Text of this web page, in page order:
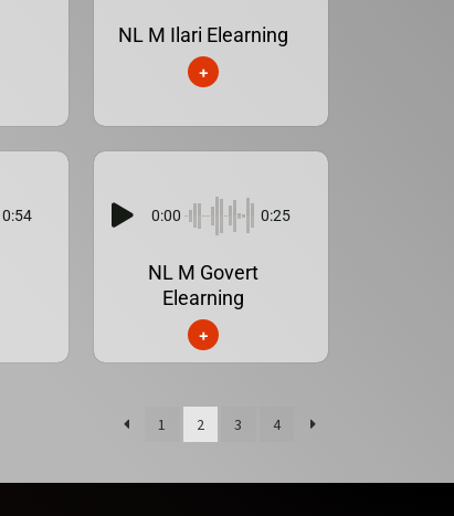
NL M Ilari Elearning
+
0:54 0:00 0:25
NL M Govert
Elearning
+
1 2 3 4